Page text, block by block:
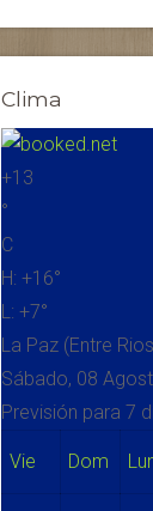
Clima
+13
°
C
H: +16°
L: +7°
La Paz (Entre
Sábado, 08
Previsión para 7
Vie Dom